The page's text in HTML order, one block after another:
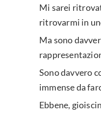
Mi sarei
ritrovarmi in
Ma sono
Sono davvero
immense da
Ebbene,